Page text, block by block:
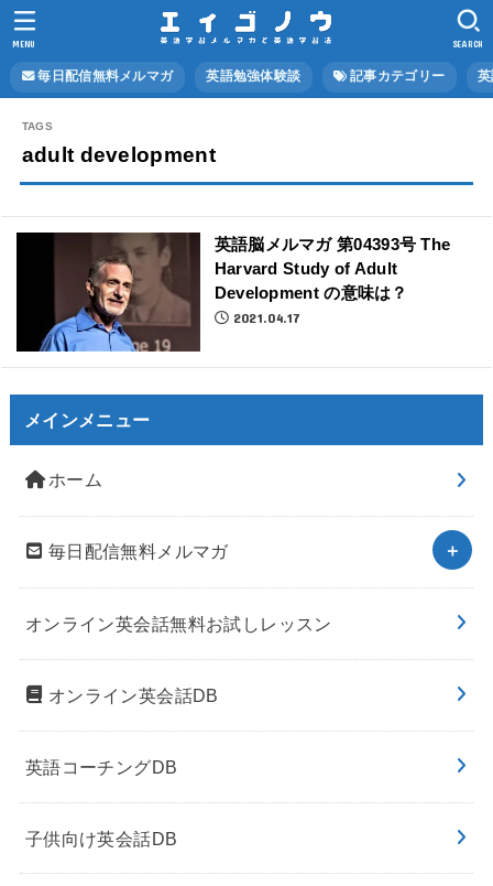
毎日配信無料メルマガ 英語勉強体験談 記事カテゴリー
SEARCH
MENU
adult development
英語脳メルマガ 第04393号 The
Harvard Study of Adult
Development の意味は？
2021.04.17
メインメニュー
ホーム
毎日配信無料メルマガ
オンライン英会話無料お試しレッスン
オンライン英会話DB
英語コーチングDB
子供向け英会話DB